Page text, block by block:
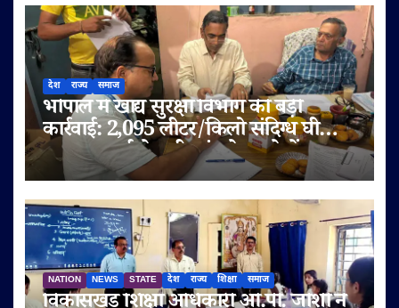
देश राज्य समाज
भोपाल में खाद्य सुरक्षा विभाग की बड़ी
कार्रवाई: 2,095 लीटर/किलो संदिग्ध घी
जब्त, सप्लाई चेन भी जांच के दायरे में
NATION NEWS STATE देश राज्य शिक्षा समाज